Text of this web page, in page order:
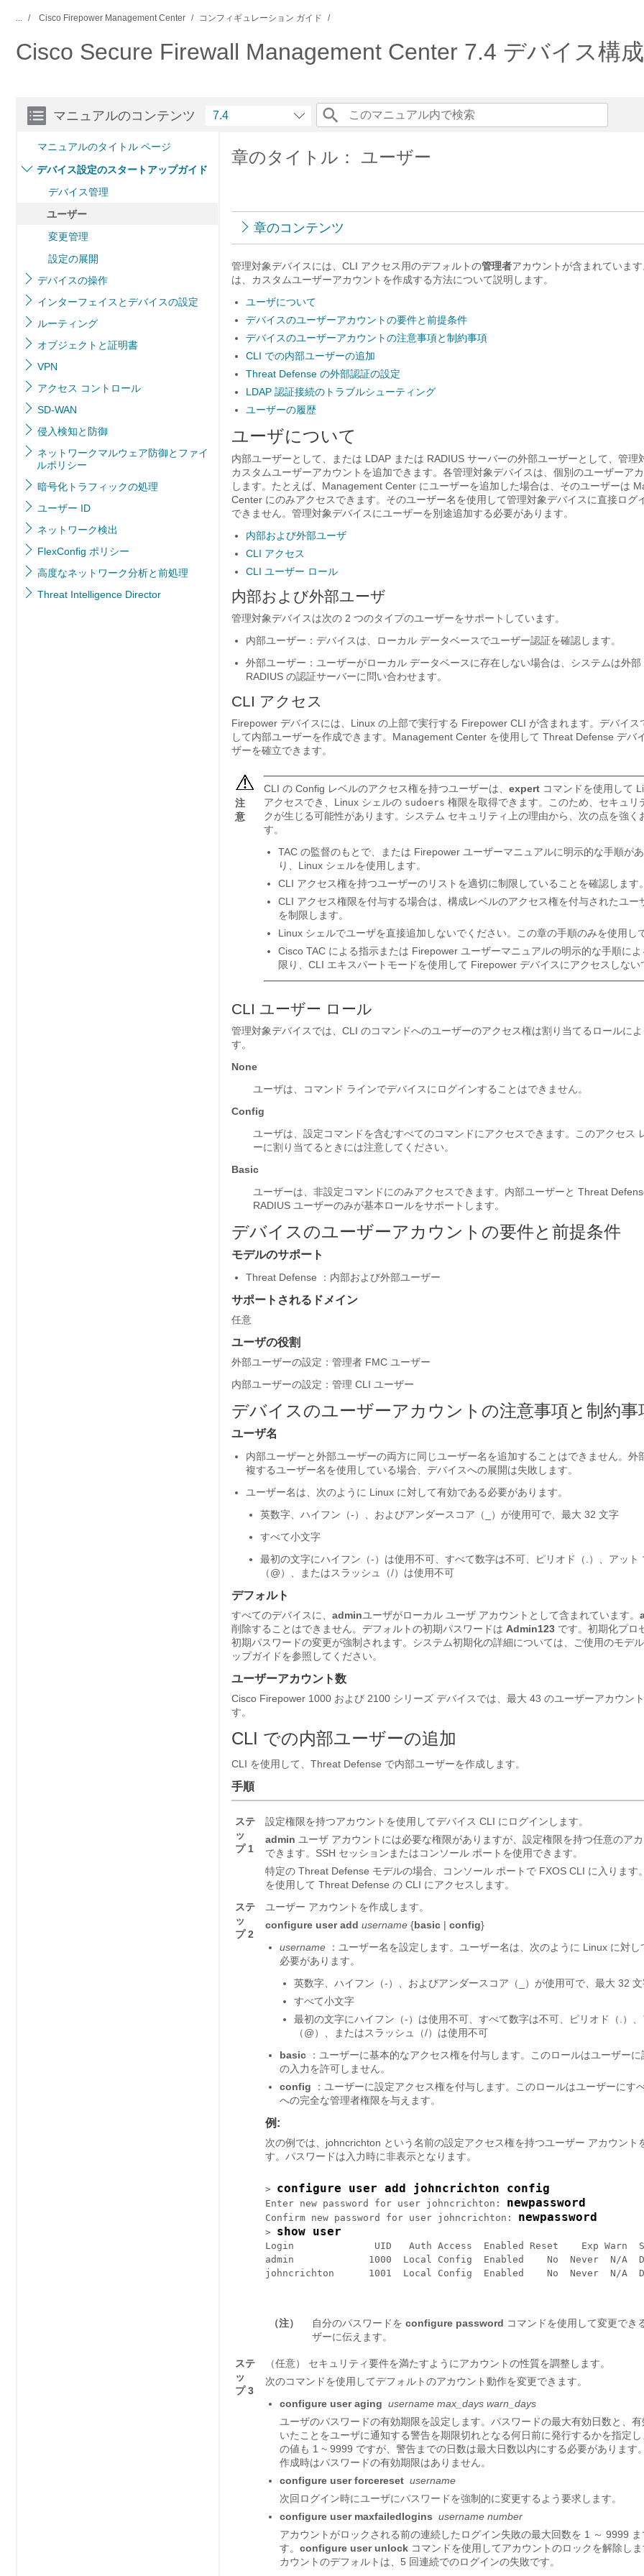
... Cisco Firepower Management Center コンフィギュレーション ガイド
Cisco Secure Firewall Management Center 7.4 デバイス構
マニュアルのコンテンツ
マニュアルのタイトル ページ
デバイス設定のスタートアップガイド
デバイス管理
ユーザー
変更管理
設定の展開
デバイスの操作
インターフェイスとデバイスの設定
ルーティング
オブジェクトと証明書
VPN
アクセス コントロール
SD-WAN
侵入検知と防御
ネットワークマルウェア防御とファイ
ルポリシー
暗号化トラフィックの処理
ユーザー ID
ネットワーク検出
FlexConfig ポリシー
高度なネットワーク分析と前処理
Threat Intelligence Director
7.4
章のタイトル： ユーザー
章のコンテンツ
管理対象デバイスには、CLI アクセス用のデフォルトの管理者アカウントが含まれていま
は、カスタムユーザーアカウントを作成する方法について説明します。
ユーザについて
デバイスのユーザーアカウントの要件と前提条件
デバイスのユーザーアカウントの注意事項と制約事項
CLI での内部ユーザーの追加
Threat Defense の外部認証の設定
LDAP 認証接続のトラブルシューティング
ユーザーの履歴
ユーザについて
内部ユーザーとして、または LDAP または RADIUS サーバーの外部ユーザーとして、管理
カスタムユーザーアカウントを追加できます。各管理対象デバイスは、個別のユーザーア
します。たとえば、 Management Center にユーザーを追加した場合は、そのユーザーは
Center にのみアクセスできます。そのユーザー名を使用して管理対象デバイスに直接ログ
できません。管理対象デバイスにユーザーを別途追加する必要があります。
内部および外部ユーザ
CLI アクセス
CLI ユーザー ロール
内部および外部ユーザ
管理対象デバイスは次の 2 つのタイプのユーザーをサポートしています。
内部ユーザー：デバイスは、ローカル データベースでユーザー認証を確認します。
外部ユーザー：ユーザーがローカル データベースに存在しない場合は、システムは外部
RADIUS の認証サーバーに問い合わせます。
CLI アクセス
Firepower デバイスには、Linux の上部で実行する Firepower CLI が含まれます。デバイス
して内部ユーザーを作成できます。 Management Center を使用して Threat Defense デバ
ザーを確立できます。
注
意
CLI の Config レベルのアクセス権を持つユーザーは、 expert コマンドを使用して
アクセスでき、Linux シェルの sudoers 権限を取得できます。このため、セキュリ
クが生じる可能性があります。システム セキュリティ上の理由から、次の点を強く
す。
TAC の監督のもとで、または Firepower ユーザーマニュアルに明示的な手順が
り、Linux シェルを使用します。
CLI アクセス権を持つユーザーのリストを適切に制限していることを確認します。
CLI アクセス権限を付与する場合は、構成レベルのアクセス権を付与されたユー
を制限します。
Linux シェルでユーザを直接追加しないでください。この章の手順のみを使用し
Cisco TAC による指示または Firepower ユーザーマニュアルの明示的な手順に
限り、CLI エキスパートモードを使用して Firepower デバイスにアクセスしない
CLI ユーザー ロール
管理対象デバイスでは、CLI のコマンドへのユーザーのアクセス権は割り当てるロールによ
す。
None
ユーザは、コマンド ラインでデバイスにログインすることはできません。
Config
ユーザは、設定コマンドを含むすべてのコマンドにアクセスできます。このアクセス
ーに割り当てるときには注意してください。
Basic
ユーザーは、非設定コマンドにのみアクセスできます。内部ユーザーと Threat
RADIUS ユーザーのみが基本ロールをサポートします。
デバイスのユーザーアカウントの要件と前提条件
モデルのサポート
Threat Defense ：内部および外部ユーザー
サポートされるドメイン
任意
ユーザの役割
外部ユーザーの設定： 管理者 FMC ユーザー
内部ユーザーの設定： 管理 CLI ユーザー
デバイスのユーザーアカウントの注意事項と制約事
ユーザ名
内部ユーザーと外部ユーザーの両方に同じユーザー名を追加することはできません。外
複するユーザー名を使用している場合、デバイスへの展開は失敗します。
ユーザー名は、次のように Linux に対して有効である必要があります。
英数字、ハイフン（-）、およびアンダースコア（_）が使用可で、最大 32 文字
すべて小文字
最初の文字にハイフン（-）は使用不可、すべて数字は不可、ピリオド（.）、アット
（@）、またはスラッシュ（/）は使用不可
デフォルト
すべてのデバイスに、 adminユーザがローカル ユーザ アカウントとして含まれています。
削除することはできません。デフォルトの初期パスワードは Admin123 です。初期化プロ
初期パスワードの変更が強制されます。システム初期化の詳細については、ご使用のモデ
ップガイドを参照してください。
ユーザーアカウント数
Cisco Firepower 1000 および 2100 シリーズ デバイスでは、最大 43 のユーザーアカウン
す。
CLI での内部ユーザーの追加
CLI を使用して、 Threat Defense で内部ユーザーを作成します。
手順
ステ
ッ
プ 1
設定権限を持つアカウントを使用してデバイス CLI にログインします。
admin ユーザ アカウントには必要な権限がありますが、設定権限を持つ任意のア
できます。SSH セッションまたはコンソール ポートを使用できます。
特定の Threat Defense モデルの場合、コンソール ポートで FXOS CLI に入ります。
を使用して Threat Defense の CLI にアクセスします。
ステ
ッ
プ 2
ユーザー アカウントを作成します。
configure user add username {basic | config}
username
：ユーザー名を設定します。ユーザー名は、次のように Linux に対し
必要があります。
英数字、ハイフン（-）、およびアンダースコア（_）が使用可で、最大 32
すべて小文字
最初の文字にハイフン（-）は使用不可、すべて数字は不可、ピリオド（.）
（@）、またはスラッシュ（/）は使用不可
basic
：ユーザーに基本的なアクセス権を付与します。このロールはユーザーに
の入力を許可しません。
config
：ユーザーに設定アクセス権を付与します。このロールはユーザーにす
への完全な管理者権限を与えます。
例:
次の例では、johncrichton という名前の設定アクセス権を持つユーザー アカウント
す。パスワードは入力時に非表示となります。
> configure user add johncrichton config
Enter new password for user johncrichton: newpassword
Confirm new password for user johncrichton: newpassword
> show user
Login              UID   Auth Access  Enabled Reset    Exp Warn
admin             1000  Local Config  Enabled    No  Never  N/A
johncrichton      1001  Local Config  Enabled    No  Never  N/A
（注） 自分のパスワードを configure password コマンドを使用して変更でき
ザーに伝えます。
ステ
ッ
プ 3
（任意） セキュリティ要件を満たすようにアカウントの性質を調整します。
次のコマンドを使用してデフォルトのアカウント動作を変更できます。
configure user aging username max_days warn_days
ユーザのパスワードの有効期限を設定します。パスワードの最大有効日数と、
いたことをユーザに通知する警告を期限切れとなる何日前に発行するかを指定し
の値も 1 ~ 9999 ですが、警告までの日数は最大日数以内にする必要があります
作成時はパスワードの有効期限はありません。
configure user forcereset username
次回ログイン時にユーザにパスワードを強制的に変更するよう要求します。
configure user maxfailedlogins username number
アカウントがロックされる前の連続したログイン失敗の最大回数を 1 ～ 9999 ま
す。 configure user unlock コマンドを使用してアカウントのロックを解除し
カウントのデフォルトは、5 回連続でのログインの失敗です。